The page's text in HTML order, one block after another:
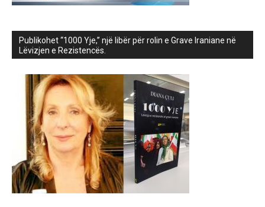
Publikohet “1000 Yje,” një libër për rolin e Grave Iraniane në
Lëvizjen e Rezistencës.